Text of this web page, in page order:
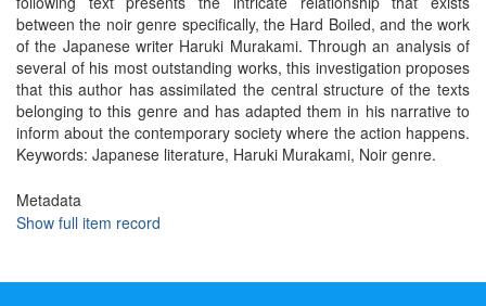
between the noir genre specifically, the Hard Boiled, and the work
of the Japanese writer Haruki Murakami. Through an analysis of
several of his most outstanding works, this investigation proposes
that this author has assimilated the central structure of the texts
belonging to this genre and has adapted them in his narrative to
inform about the contemporary society where the action happens.
Keywords: Japanese literature, Haruki Murakami, Noir genre.
Metadata
Show full item record